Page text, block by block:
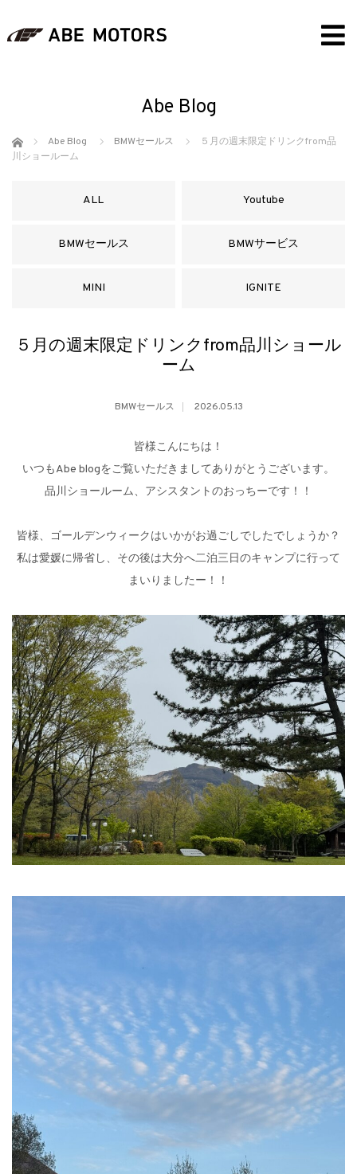
Abe Blog
ホーム Abe Blog BMWセールス
５月の週末限定ドリンクfrom品
川ショールーム
ALL Youtube
BMWセールス BMWサービス
MINI IGNITE
５月の週末限定ドリンクfrom品川ショール
ーム
BMWセールス 2026.05.13
皆様こんにちは！
いつもAbe blogをご覧いただきましてありがとうございます。
品川ショールーム、アシスタントのおっちーです！！
皆様、ゴールデンウィークはいかがお過ごしでしたでしょうか？
私は愛媛に帰省し、その後は大分へ二泊三日のキャンプに行って
まいりましたー！！